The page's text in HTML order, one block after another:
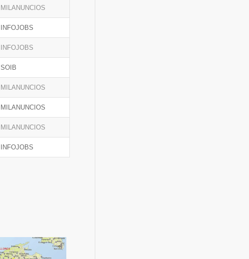
MILANUNCIOS
INFOJOBS
INFOJOBS
SOIB
MILANUNCIOS
MILANUNCIOS
MILANUNCIOS
INFOJOBS